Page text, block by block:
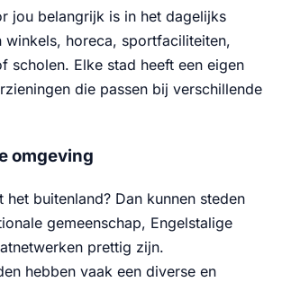
jou belangrijk is in het dagelijks
winkels, horeca, sportfaciliteiten,
scholen. Elke stad heeft een eigen
die passen bij verschillende
omgeving
het buitenland? Dan kunnen steden
gemeenschap, Engelstalige
prettig zijn.
hebben vaak een diverse en